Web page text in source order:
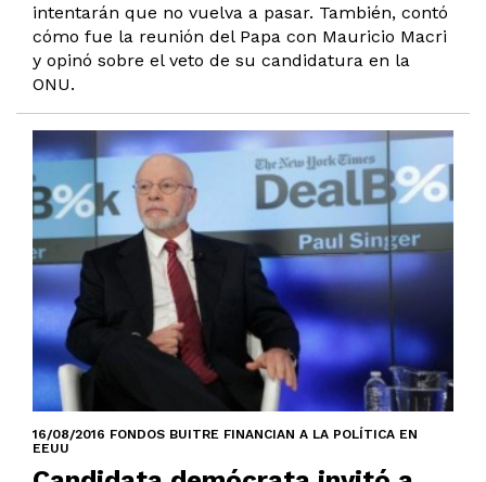
intentarán que no vuelva a pasar. También, contó
cómo fue la reunión del Papa con Mauricio Macri
y opinó sobre el veto de su candidatura en la
ONU.
16/08/2016 FONDOS BUITRE FINANCIAN A LA POLÍTICA EN
EEUU